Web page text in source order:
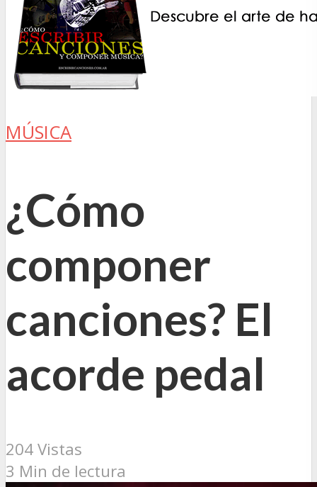
MÚSICA
¿Cómo
componer
canciones? El
acorde pedal
204 Vistas
3 Min de lectura